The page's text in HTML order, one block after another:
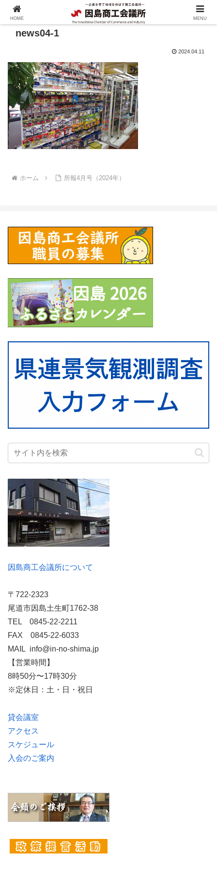
news04-1
2024.04.11
ホーム 所報4月号（2024年）
因島商工会議所について
〒722-2323
尾道市因島土生町1762-38
TEL 0845-22-2211
FAX 0845-22-6033
MAIL info@in-no-shima.jp
【営業時間】
8時50分〜17時30分
※定休日：土・日・祝日
貸会議室
アクセス
スケジュール
入会のご案内
HOME MENU